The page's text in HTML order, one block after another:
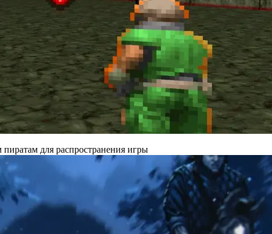
для распространения игры